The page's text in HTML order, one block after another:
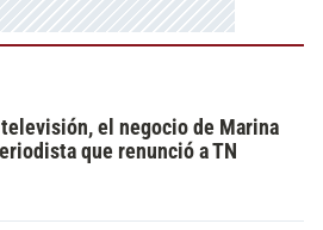
televisión, el negocio de Marina
que renunció a TN